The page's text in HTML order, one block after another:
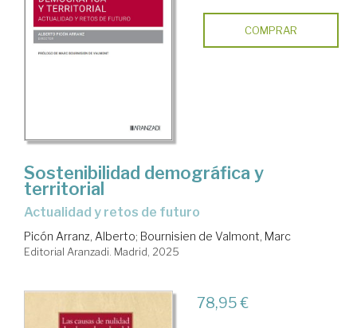
COMPRAR
Sostenibilidad demográfica y
territorial
actualidad y retos de futuro
Picón Arranz, Alberto; Bournisien de Valmont, Marc
Editorial Aranzadi. Madrid, 2025
78,95 €